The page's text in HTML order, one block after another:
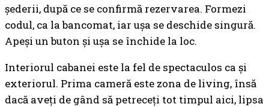
șederii, după ce se confirmă rezervarea. Formezi
codul, ca la bancomat, iar ușa se deschide singură.
Apeși un buton și ușa se închide la loc.
Interiorul cabanei este la fel de spectaculos ca și
exteriorul. Prima cameră este zona de living, însă
dacă aveți de gând să petreceți tot timpul aici, lipsa